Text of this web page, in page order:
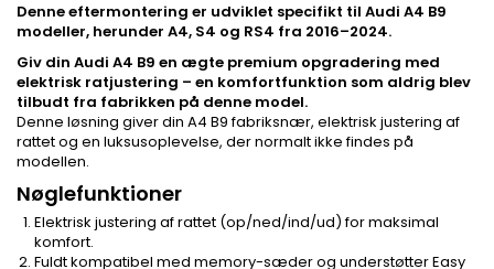
Denne eftermontering er udviklet specifikt til Audi A4 B9
modeller, herunder A4, S4 og RS4 fra 2016–2024.
Giv din Audi A4 B9 en ægte premium opgradering med
elektrisk ratjustering – en komfortfunktion som aldrig blev
tilbudt fra fabrikken på denne model.
Denne løsning giver din A4 B9 fabriksnær, elektrisk justering af
rattet og en luksusoplevelse, der normalt ikke findes på
modellen.
Nøglefunktioner
Elektrisk justering af rattet (op/ned/ind/ud) for maksimal
komfort.
Fuldt kompatibel med memory-sæder og understøtter Easy